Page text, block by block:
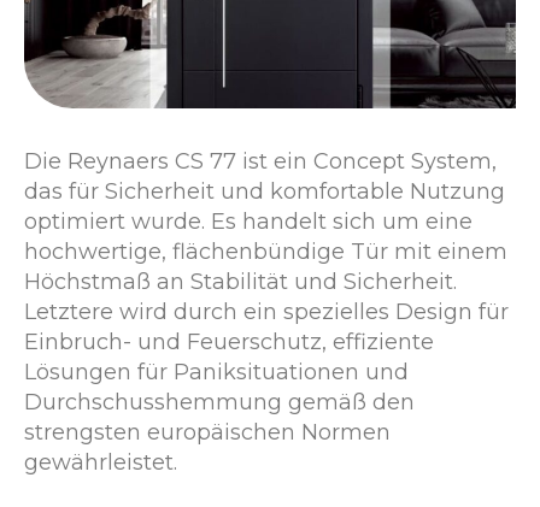
Die Reynaers CS 77 ist ein Concept System,
das für Sicherheit und komfortable Nutzung
optimiert wurde. Es handelt sich um eine
hochwertige, flächenbündige Tür mit einem
Höchstmaß an Stabilität und Sicherheit.
Letztere wird durch ein spezielles Design für
Einbruch- und Feuerschutz, effiziente
Lösungen für Paniksituationen und
Durchschusshemmung gemäß den
strengsten europäischen Normen
gewährleistet.